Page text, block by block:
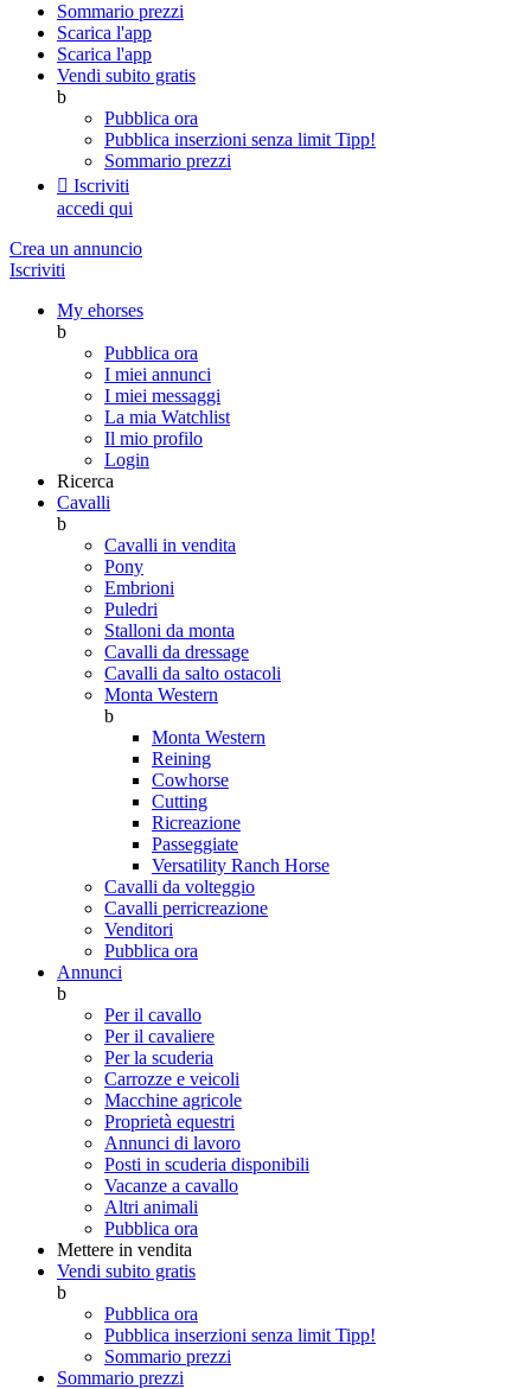
Sommario prezzi
Scarica l'app
Scarica l'app
Vendi subito gratis
b
Pubblica ora
Pubblica inserzioni senza limit Tipp!
Sommario prezzi
 Iscriviti
accedi qui
Crea un annuncio
Iscriviti
My ehorses
b
Pubblica ora
I miei annunci
I miei messaggi
La mia Watchlist
Il mio profilo
Login
Ricerca
Cavalli
b
Cavalli in vendita
Pony
Embrioni
Puledri
Stalloni da monta
Cavalli da dressage
Cavalli da salto ostacoli
Monta Western
b
Monta Western
Reining
Cowhorse
Cutting
Ricreazione
Passeggiate
Versatility Ranch Horse
Cavalli da volteggio
Cavalli perricreazione
Venditori
Pubblica ora
Annunci
b
Per il cavallo
Per il cavaliere
Per la scuderia
Carrozze e veicoli
Macchine agricole
Proprietà equestri
Annunci di lavoro
Posti in scuderia disponibili
Vacanze a cavallo
Altri animali
Pubblica ora
Mettere in vendita
Vendi subito gratis
b
Pubblica ora
Pubblica inserzioni senza limit Tipp!
Sommario prezzi
Sommario prezzi